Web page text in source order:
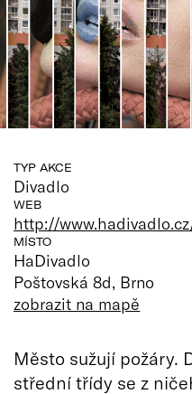
TYP AKCE
Divadlo
WEB
http://
MÍSTO
HaDivadlo
Poštovská 8d, Brno
zobrazit na mapě
Město sužují požáry.
střední třídy se z